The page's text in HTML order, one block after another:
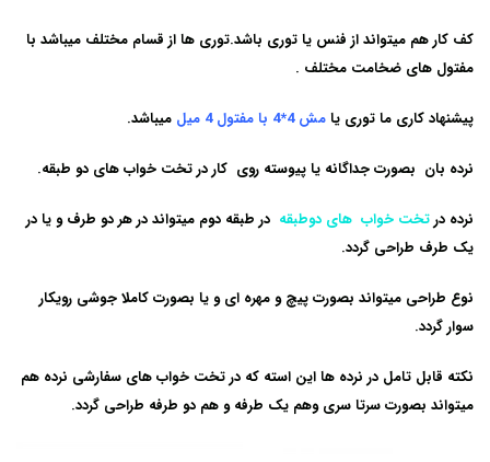
کف کار هم میتواند از فنس یا توری باشد.توری ها از قسام مختلف میباشد با
مفتول های ضخامت مختلف .
پیشنهاد کاری ما توری یامش 4*4 با مفتول 4 میل میباشد.
نرده بان بصورت جداگانه یا پیوسته روی کار درتخت خواب های دو طبقه.
نرده درتخت خواب های دوطبقه در طبقه دوم میتواند در هر دو طرف و یا در
یک طرف طراحی گردد.
نوع طراحی میتواند بصورت پیچ و مهره ای و یا بصورت کاملا جوشی رویکار
سوار گردد.
نکته قابل تامل در نرده ها این استه که در تخت خواب های سفارشی نرده هم
میتواند بصورت سرتا سری وهم یک طرفه و هم دو طرفه طراحی گردد.